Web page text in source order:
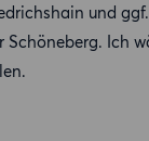
und
Ich